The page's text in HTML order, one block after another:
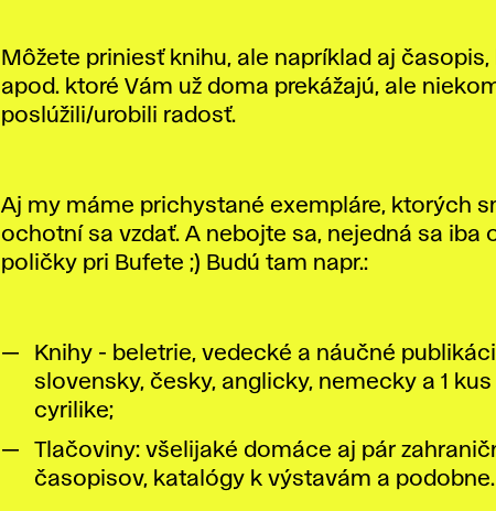
Môžete priniesť knihu, ale napríklad aj časopis,
apod. ktoré Vám už doma prekážajú, ale
poslúžili/urobili radosť.
Aj my máme prichystané exempláre, ktorých
ochotní sa vzdať. A nebojte sa, nejedná sa iba
poličky pri Bufete ;) Budú tam napr.:
Knihy - beletrie, vedecké a náučné
slovensky, česky, anglicky, nemecky a 1 kus
cyrilike;
Tlačoviny: všelijaké domáce aj pár
časopisov, katalógy k výstavám a podobne.